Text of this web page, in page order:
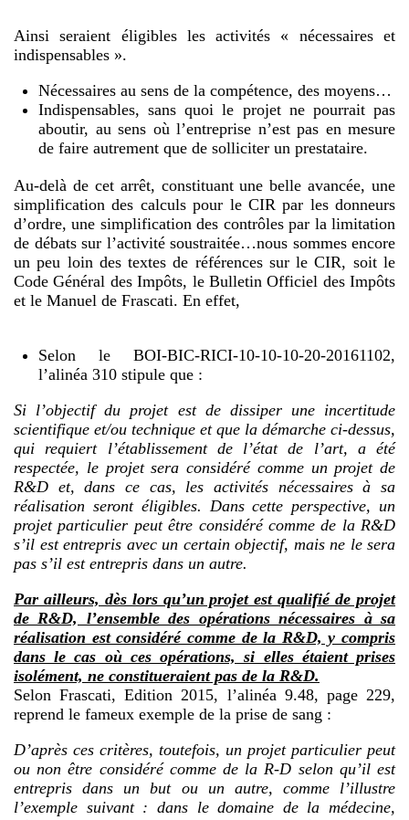
Ainsi seraient éligibles les activités « nécessaires et
indispensables ».
Nécessaires au sens de la compétence, des moyens…
Indispensables, sans quoi le projet ne pourrait pas
aboutir, au sens où l’entreprise n’est pas en mesure
de faire autrement que de solliciter un prestataire.
Au-delà de cet arrêt, constituant une belle avancée, une
simplification des calculs pour le CIR par les donneurs
d’ordre, une simplification des contrôles par la limitation
de débats sur l’activité soustraitée…nous sommes encore
un peu loin des textes de références sur le CIR, soit le
Code Général des Impôts, le Bulletin Officiel des Impôts
et le Manuel de Frascati. En effet,
Selon le BOI-BIC-RICI-10-10-10-20-20161102,
l’alinéa 310 stipule que :
Si l’objectif du projet est de dissiper une incertitude
scientifique et/ou technique et que la démarche ci-dessus,
qui requiert l’établissement de l’état de l’art, a été
respectée, le projet sera considéré comme un projet de
R&D et, dans ce cas, les activités nécessaires à sa
réalisation seront éligibles. Dans cette perspective, un
projet particulier peut être considéré comme de la R&D
s’il est entrepris avec un certain objectif, mais ne le sera
pas s’il est entrepris dans un autre.
Par ailleurs, dès lors qu’un projet est qualifié de projet
de R&D, l’ensemble des opérations nécessaires à sa
réalisation est considéré comme de la R&D, y compris
dans le cas où ces opérations, si elles étaient prises
isolément, ne constitueraient pas de la R&D.
Selon Frascati, Edition 2015, l’alinéa 9.48, page 229,
reprend le fameux exemple de la prise de sang :
D’après ces critères, toutefois, un projet particulier peut
ou non être considéré comme de la R-D selon qu’il est
entrepris dans un but ou un autre, comme l’illustre
l’exemple suivant : dans le domaine de la médecine,